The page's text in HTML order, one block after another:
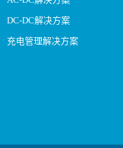
DC-DC解决方案
充电管理解决方案